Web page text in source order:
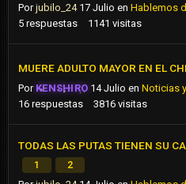
Porjubilo_24 17 Julio en Hablemos
5 respuestas 1141 visitas
MUERE ADULTO MAYOR EN EL
Por KENSHIRO 14 Julio enNoticias
16 respuestas 3816 visitas
TODAS LAS PUTAS TIENEN SU
1 2